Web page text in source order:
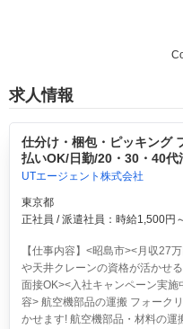
求人情報
仕分け・梱包・ピッキング
払いOK/日勤/20・30・40代
UTエージェント株式会社
東京都
正社員 / 派遣社員：時給1,500円
【仕事内容】<昭島市><月収27
や天井クレーンの資格が活かせ
面接OK><入社キャンペーン実
容> 航空機部品の運搬 フォーク
かせます! 航空機部品・材料の